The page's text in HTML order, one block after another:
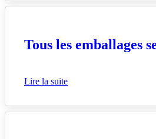
Tous les emballages
Lire la suite